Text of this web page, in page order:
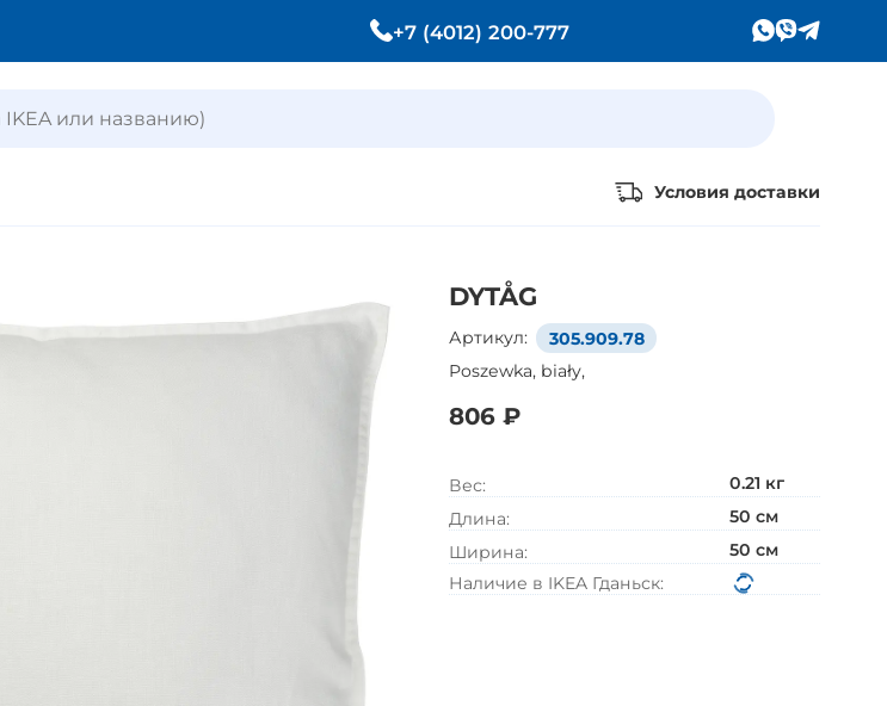
+7 (4012) 200-777
Условия доставки
Освещение
Тогда просто добавляйте их
в корзину по артикулу
В корзину
DYTÅG
Артикул:
305.909.78
Poszewka, biały,
806 ₽
Вес: 0.21 кг
Длина: 50 см
Ширина: 50 см
Наличие в IKEA Гданьск: